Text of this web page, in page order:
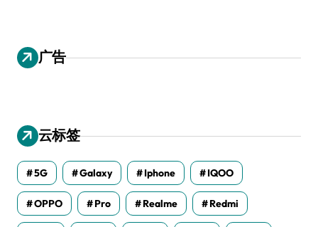
广告
云标签
5G Galaxy Iphone IQOO
OPPO Pro Realme Redmi